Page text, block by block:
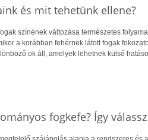
és mit tehetünk ellene?
színének változása természetes
a korábban fehérnek látott fogak
ok áll, amelyek lehetnek külső
fogkefe? Így